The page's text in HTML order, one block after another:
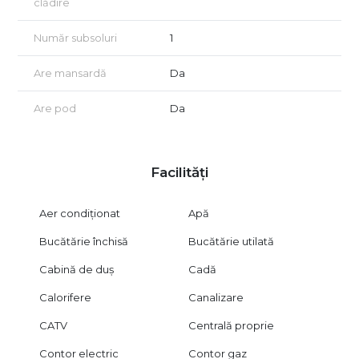
Număr subsoluri 1
Are mansardă Da
Are pod Da
Facilități
Aer condiționat Apă
Bucătărie închisă Bucătărie utilată
Cabină de duș Cadă
Calorifere Canalizare
CATV Centrală proprie
Contor electric Contor gaz